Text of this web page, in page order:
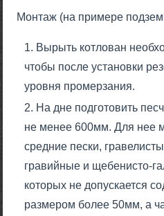
Монтаж (на примере
Вырыть котлован
чтобы после установки
уровня промерзания.
На дне подготовить
не менее 600мм. Для нее
средние пески,
гравийные и щебенисто-
которых не допускается
размером более 50мм, а